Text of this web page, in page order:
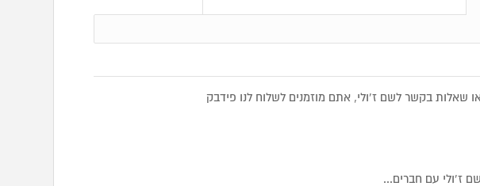
שאלות בקשר לשם ז’ולי, אתם מוזמנים לשלוח לנו פידבק
ז’ולי עם חברים...